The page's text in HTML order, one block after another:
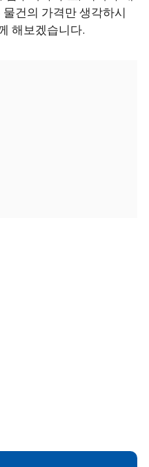
건의 가격만 생각하시
해보겠습니다.